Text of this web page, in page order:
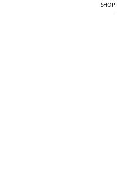
SHOP